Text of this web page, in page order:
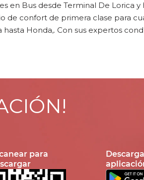
en Bus desde Terminal De
confort de primera clase para
Honda,. Con sus expertos
para